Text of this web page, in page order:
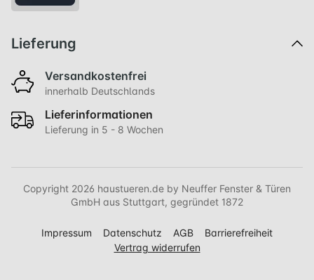
Copyright 2026 haustueren.de by Neuffer Fenster & Türen
GmbH aus Stuttgart, gegründet 1872
Lieferung
Versandkostenfrei
innerhalb Deutschlands
Lieferinformationen
Lieferung in 5 - 8 Wochen
Impressum Datenschutz AGB
Barrierefreiheit
Vertrag widerrufen